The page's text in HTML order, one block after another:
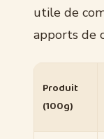
utile de
apports de
Produit
(100g)